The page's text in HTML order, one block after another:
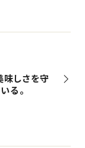
味しさを守
る。